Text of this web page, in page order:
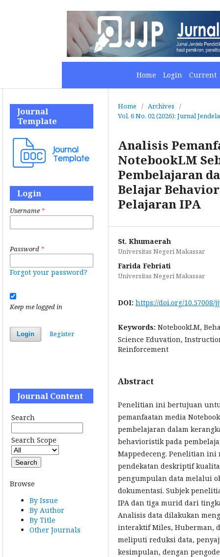
Home Login Current
Journal
Template
Login
Username *
Password *
Forgot your password?
Keep me logged in
Login Register
Journal Content
Search
Search Scope
Browse
By Issue
By Author
By Title
Other Journals
Home / Archives
/
Vol. 6 No. 02 (2026): Jurnal
Analisis
NotebookLM
Pembelajaran
Belajar
Pelajaran IPA
St. Khumaerah
Universitas Negeri Makassar
Farida Febriati
Universitas Negeri Makassar
DOI: https://doi.org/10.57008/
Keywords: NotebookLM,
Science Eduvation,
Reinforcement
Abstract
Penelitian ini bertujuan
pemanfaatan media
pembelajaran dalam
behavioristik pada
Mappedeceng. Penelitian ini
pendekatan deskriptif
pengumpulan data melalui
dokumentasi. Subjek
IPA dan tiga murid dari
Analisis data dilakukan
interaktif Miles, Huberman,
meliputi reduksi data,
kesimpulan, dengan